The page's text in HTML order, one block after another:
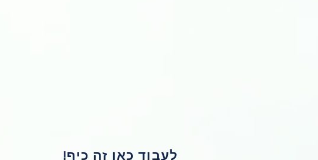
לעבוד כאן זה כיף!